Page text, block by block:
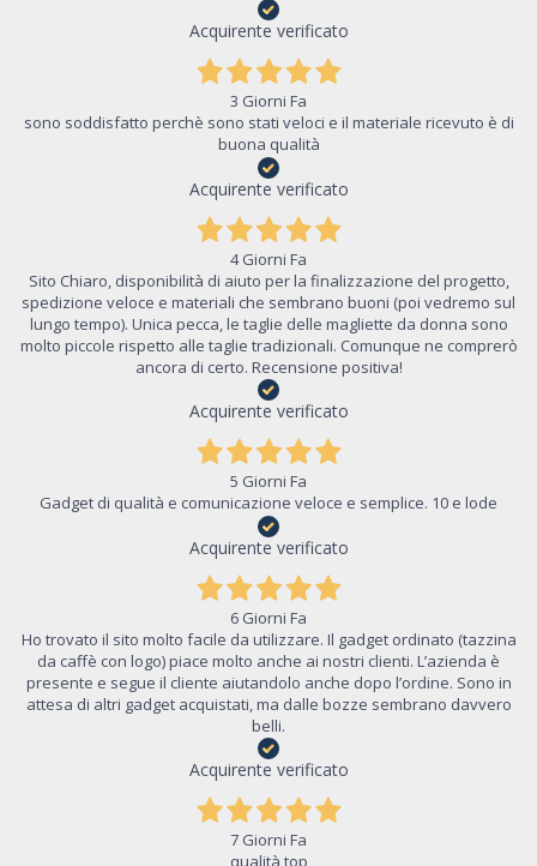
Acquirente verificato
3 Giorni Fa
sono soddisfatto perchè sono stati veloci e il materiale ricevuto è di
buona qualità
Acquirente verificato
4 Giorni Fa
Sito Chiaro, disponibilità di aiuto per la finalizzazione del progetto,
spedizione veloce e materiali che sembrano buoni (poi vedremo sul
lungo tempo). Unica pecca, le taglie delle magliette da donna sono
molto piccole rispetto alle taglie tradizionali. Comunque ne comprerò
ancora di certo. Recensione positiva!
Acquirente verificato
5 Giorni Fa
Gadget di qualità e comunicazione veloce e semplice. 10 e lode
Acquirente verificato
6 Giorni Fa
Ho trovato il sito molto facile da utilizzare. Il gadget ordinato (tazzina
da caffè con logo) piace molto anche ai nostri clienti. L’azienda è
presente e segue il cliente aiutandolo anche dopo l’ordine. Sono in
attesa di altri gadget acquistati, ma dalle bozze sembrano davvero
belli.
Acquirente verificato
7 Giorni Fa
qualità top